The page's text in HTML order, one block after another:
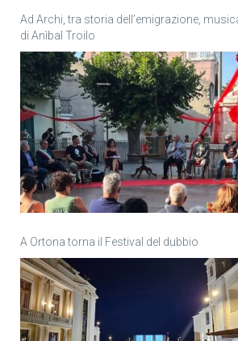
Ad Archi, tra storia dell’emigrazione,
di Anìbal Troilo
A Ortona torna il Festival del dubbio